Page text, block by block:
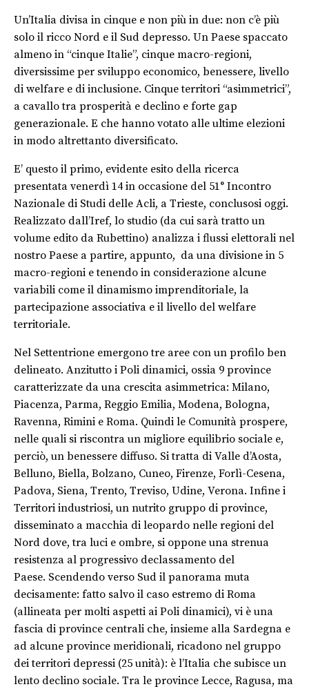
Un’Italia divisa in cinque e non più in due: non c’è più
solo il ricco Nord e il Sud depresso. Un Paese spaccato
almeno in “cinque Italie”, cinque macro-regioni,
diversissime per sviluppo economico, benessere, livello
di welfare e di inclusione. Cinque territori “asimmetrici”,
a cavallo tra prosperità e declino e forte gap
generazionale. E che hanno votato alle ultime elezioni
in modo altrettanto diversificato.
E’ questo il primo, evidente esito della ricerca
presentata venerdì 14 in occasione del 51° Incontro
Nazionale di Studi delle Acli, a Trieste, conclusosi oggi.
Realizzato dall’Iref, lo studio (da cui sarà tratto un
volume edito da Rubettino) analizza i flussi elettorali nel
nostro Paese a partire, appunto, da una divisione in 5
macro-regioni e tenendo in considerazione alcune
variabili come il dinamismo imprenditoriale, la
partecipazione associativa e il livello del welfare
territoriale.
Nel Settentrione emergono tre aree con un profilo ben
delineato. Anzitutto i Poli dinamici, ossia 9 province
caratterizzate da una crescita asimmetrica: Milano,
Piacenza, Parma, Reggio Emilia, Modena, Bologna,
Ravenna, Rimini e Roma. Quindi le Comunità prospere,
nelle quali si riscontra un migliore equilibrio sociale e,
perciò, un benessere diffuso. Si tratta di Valle d’Aosta,
Belluno, Biella, Bolzano, Cuneo, Firenze, Forlì-Cesena,
Padova, Siena, Trento, Treviso, Udine, Verona. Infine i
Territori industriosi, un nutrito gruppo di province,
disseminato a macchia di leopardo nelle regioni del
Nord dove, tra luci e ombre, si oppone una strenua
resistenza al progressivo declassamento del
Paese. Scendendo verso Sud il panorama muta
decisamente: fatto salvo il caso estremo di Roma
(allineata per molti aspetti ai Poli dinamici), vi è una
fascia di province centrali che, insieme alla Sardegna e
ad alcune province meridionali, ricadono nel gruppo
dei territori depressi (25 unità): è l’Italia che subisce un
lento declino sociale. Tra le province Lecce, Ragusa, ma